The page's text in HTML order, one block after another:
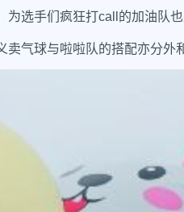
选手们疯狂打call的加油队也
气球与啦啦队的搭配亦分外